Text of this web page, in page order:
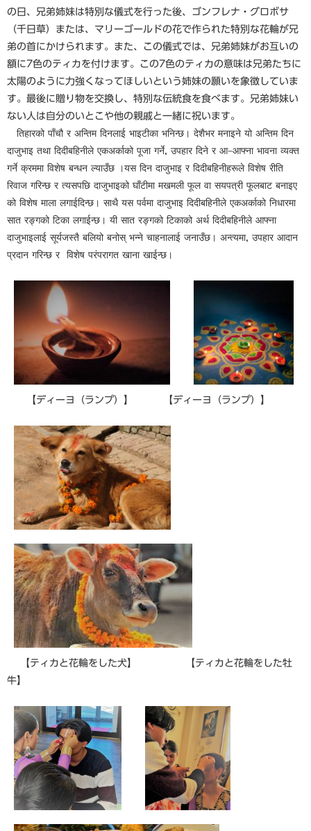
の日、兄弟姉妹は特別な儀式を行った後、ゴンフレナ・グロボサ
（千日草）または、マリーゴールドの花で作られた特別な花輪が兄
弟の首にかけられます。また、この儀式では、兄弟姉妹がお互いの
額に7色のティカを付けます。この7色のティカの意味は兄弟たちに
太陽のように力強くなってほしいという姉妹の願いを象徴していま
す。最後に贈り物を交換し、特別な伝統食を食べます。兄弟姉妹い
ない人は自分のいとこや他の親戚と一緒に祝います。
तिहारको पाँचौ र अन्तिम दिनलाई भाइटीका भनिन्छ। देशैभर मनाइने यो अन्तिम दिन
दाजुभाइ तथा दिदीबहिनीले एकअर्काको पूजा गर्ने, उपहार दिने र आ–आफ्ना भावना व्यक्त
गर्ने क्रममा विशेष बन्धन ल्याउँछ ।यस दिन दाजुभाइ र दिदीबहिनीहरूले विशेष रीति
रिवाज गरिन्छ र त्यसपछि दाजुभाइको घाँटीमा मखमली फूल वा सयपत्री फूलबाट बनाइए
को विशेष माला लगाईदिन्छ। साथै यस पर्वमा दाजुभाइ दिदीबहिनीले एकअर्काको निधारमा
सात रङ्गको टिका लगाईन्छ। यी सात रङ्गको टिकाको अर्थ दिदीबहिनीले आफ्ना
दाजुभाइलाई सूर्यजस्तै बलियो बनोस् भन्ने चाहनालाई जनाउँछ। अन्त्यमा, उपहार आदान
प्रदान गरिन्छ र विशेष परंपरागत खाना खाईन्छ।​
​ 【ディーヨ（ランプ）】 【ディーヨ（ランプ）】
【ティカと花輪をした犬】 【ティカと花輪をした牡
牛】